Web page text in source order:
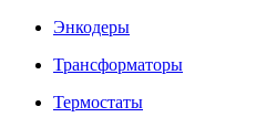
Энкодеры
Трансформаторы
Термостаты